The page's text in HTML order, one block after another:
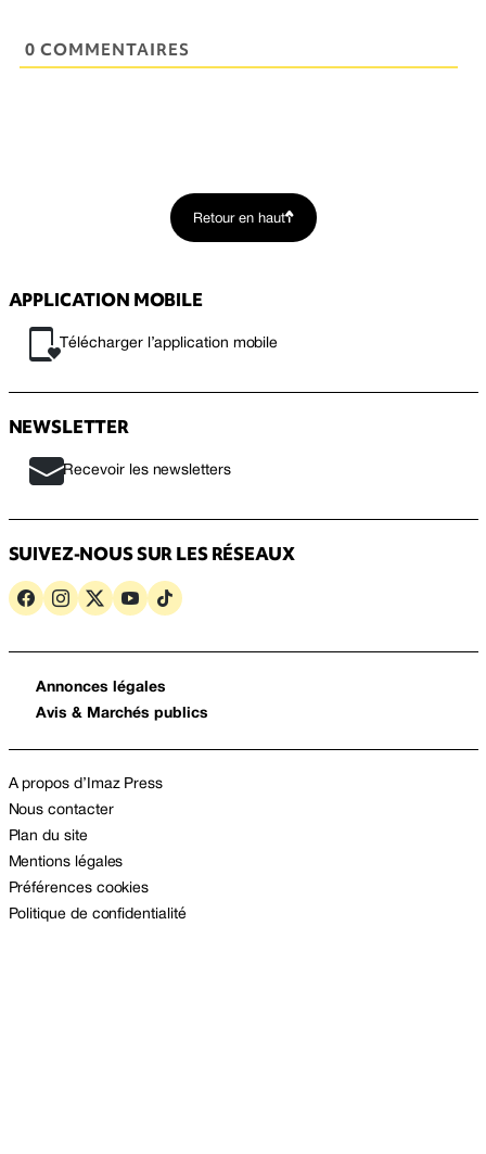
0 COMMENTAIRES
Retour en haut
APPLICATION MOBILE
Télécharger l’application mobile
NEWSLETTER
Recevoir les newsletters
SUIVEZ-NOUS SUR LES RÉSEAUX
Annonces légales
Avis & Marchés publics
A propos d’Imaz Press
Nous contacter
Plan du site
Mentions légales
Préférences cookies
Politique de confidentialité